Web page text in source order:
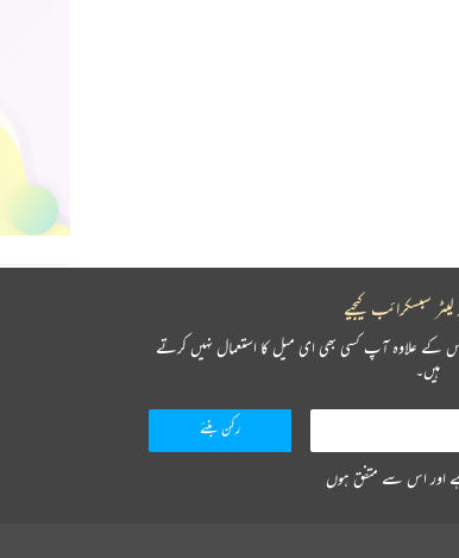
لیٹر سبسکرائب کیجیے
کے علاوہ آپ کسی بھی ای میل کا استعمال نہیں کرتے
ہیں۔
اور اس سے متفق ہوں